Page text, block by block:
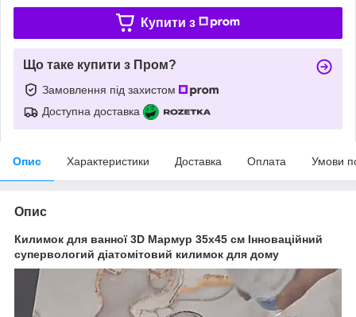
Купити з
Що таке купити з Пром?
Замовлення під захистом
Доступна доставка
Опис Характеристики Доставка Оплата Умови
Опис
Килимок для ванної 3D Мармур 35х45 см Інноваційний
супервологий діатомітовий килимок для дому